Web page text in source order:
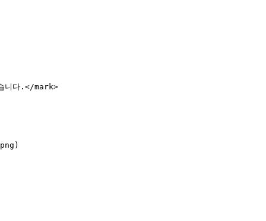
니다.</mark>